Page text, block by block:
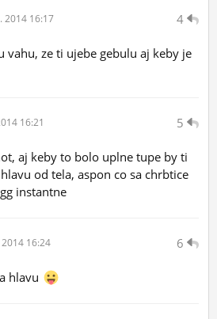
4
2014 16:17
vahu, ze ti ujebe gebulu aj keby je
5
16:21
aj keby to bolo uplne tupe by ti
od tela, aspon co sa chrbtice
instantne
6
2014 16:24
hlavu